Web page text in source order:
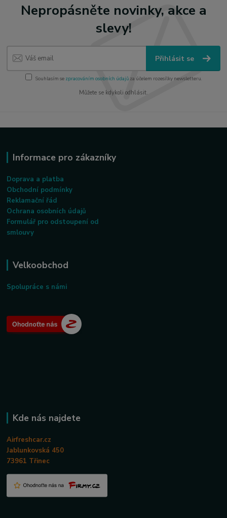
Nepropásněte novinky, akce a
slevy!
Přihlásit se
Souhlasím se zpracováním osobních údajůza účelem rozesílky newsletteru.
Můžete se kdykoli odhlásit.
Informace pro zákazníky
Doprava a platba
Obchodní podmínky
Reklamační řád
Ochrana osobních údajů
Formulář pro odstoupení od
smlouvy
Velkoobchod
Spolupráce s námi
Kde nás najdete
Airfreshcar.cz
Jablunkovská 450
73961 Třinec